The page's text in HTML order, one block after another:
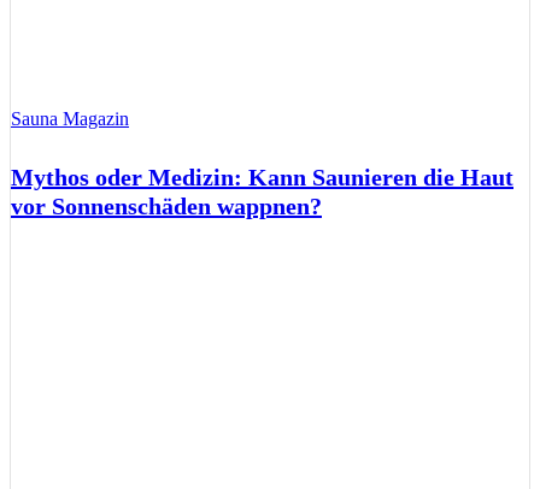
Sauna Magazin
Mythos oder Medizin: Kann Saunieren die Haut
vor Sonnenschäden wappnen?